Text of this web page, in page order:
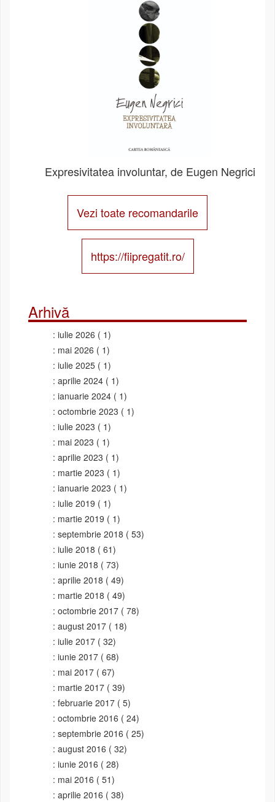
Expresivitatea involuntar, de Eugen Negrici
Vezi toate recomandarile
https://fiipregatit.ro/
Arhivă
iulie 2026 ( 1)
mai 2026 ( 1)
iulie 2025 ( 1)
aprilie 2024 ( 1)
ianuarie 2024 ( 1)
octombrie 2023 ( 1)
iulie 2023 ( 1)
mai 2023 ( 1)
aprilie 2023 ( 1)
martie 2023 ( 1)
ianuarie 2023 ( 1)
iulie 2019 ( 1)
martie 2019 ( 1)
septembrie 2018 ( 53)
iulie 2018 ( 61)
iunie 2018 ( 73)
aprilie 2018 ( 49)
martie 2018 ( 49)
octombrie 2017 ( 78)
august 2017 ( 18)
iulie 2017 ( 32)
iunie 2017 ( 68)
mai 2017 ( 67)
martie 2017 ( 39)
februarie 2017 ( 5)
octombrie 2016 ( 24)
septembrie 2016 ( 25)
august 2016 ( 32)
iunie 2016 ( 28)
mai 2016 ( 51)
aprilie 2016 ( 38)